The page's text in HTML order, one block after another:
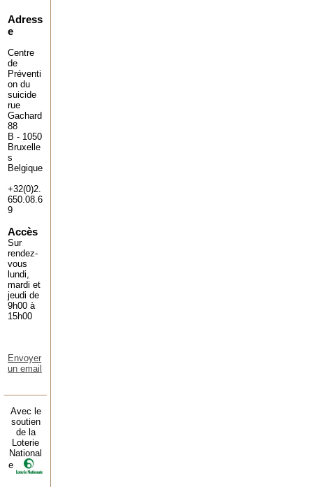
Adress
e
Centre
de
Préventi
on du
suicide
rue
Gachard
88
B - 1050
Bruxelle
s
Belgique
+32(0)2.
650.08.6
9
Accès
Sur
rendez-
vous
lundi,
mardi et
jeudi de
9h00 à
15h00
Envoyer
un email
Avec le
soutien
de la
Loterie
National
e